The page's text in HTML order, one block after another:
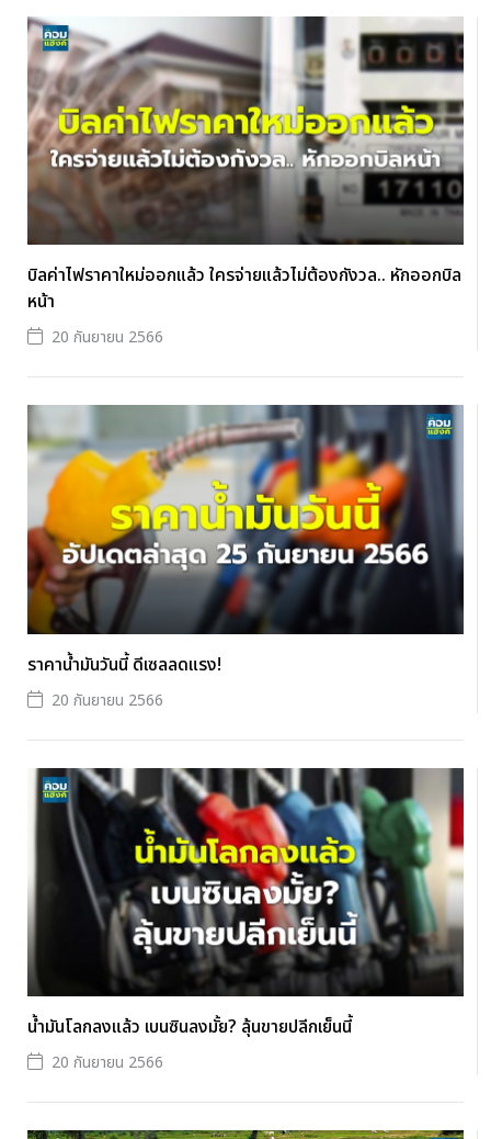
บิลค่าไฟราคาใหม่ออกแล้ว ใครจ่ายแล้วไม่ต้องกังวล.. หักออกบิล
หน้า
20 กันยายน 2566
ราคาน้ำมันวันนี้ ดีเซลลดแรง!
20 กันยายน 2566
น้ำมันโลกลงแล้ว เบนซินลงมั้ย? ลุ้นขายปลีกเย็นนี้
20 กันยายน 2566